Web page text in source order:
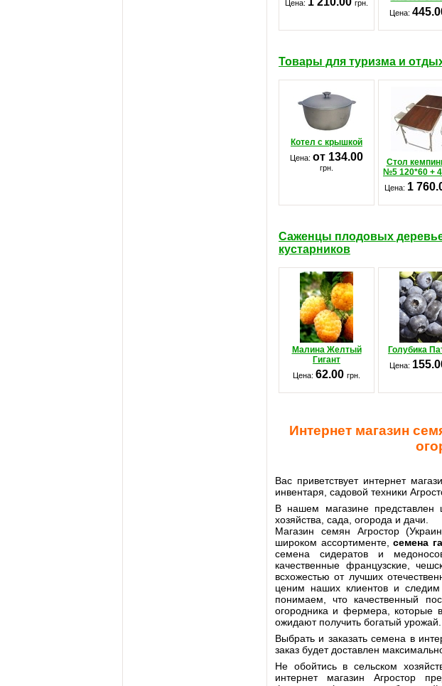
Цена: грн.
Цена:
Товары для туризма и
Котел с крышкой
Цена: от 134.00
грн.
Стол
№5 120*60 +
Цена: 1
Саженцы плодовых
кустарников
Малина Желтый
Гигант
Цена: 62.00 грн.
Голубика
Цена:
Интернет магазин
Вас приветствует интернет
инвентаря, садовой техники
В нашем магазине представлен
хозяйства, сада, огорода и дачи.
Магазин семян Агростор
широком ассортименте,семена
семена сидератов и
качественные французские,
всхожестью от лучших
ценим наших клиентов и следим
понимаем, что качественный
огородника и фермера, которые
ожидают получить богатый урожай.
Выбрать и заказать семена в
заказ будет доставлен
Не обойтись в сельском
интернет магазин Агростор